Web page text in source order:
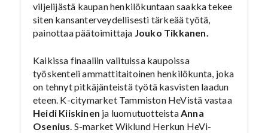
viljelijästä kaupan henkilökuntaan saakka tekee
siten kansanterveydellisesti tärkeää työtä,
painottaa päätoimittaja Jouko Tikkanen.
Kaikissa finaaliin valituissa kaupoissa
työskenteli ammattitaitoinen henkilökunta, joka
on tehnyt pitkäjänteistä työtä kasvisten laadun
eteen. K-citymarket Tammiston HeVistä vastaa
Heidi Kiiskinen ja luomutuotteistaAnna
Osenius. S-market Wiklund Herkun HeVi-